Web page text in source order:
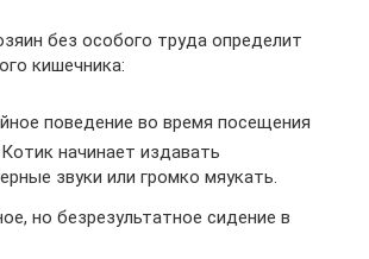
без особого труда определит
кишечника:
поведение во время посещения
начинает издавать
звуки или громко мяукать.
но безрезультатное сидение в